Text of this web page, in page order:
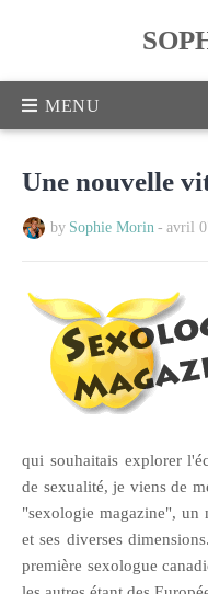
Une nouvelle
by Sophie Morin - avril
qui souhaitais explorer
de sexualité, je viens de
"sexologie magazine", un
et ses diverses
première sexologue